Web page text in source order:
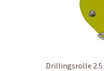
Drillingsrolle